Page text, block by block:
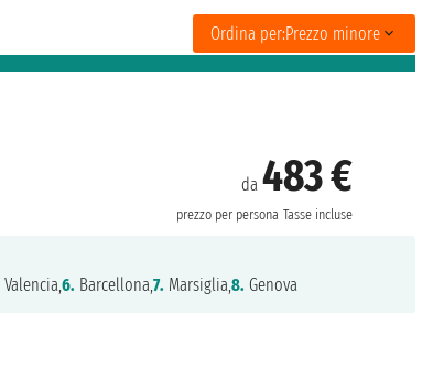
Ordina per:Prezzo minore
da483 €
prezzo per persona Tasse incluse
Valencia,6. Barcellona,7. Marsiglia,8. Genova